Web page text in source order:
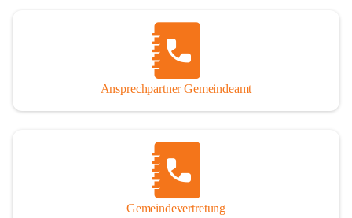
Ansprechpartner Gemeindeamt
Gemeindevertretung